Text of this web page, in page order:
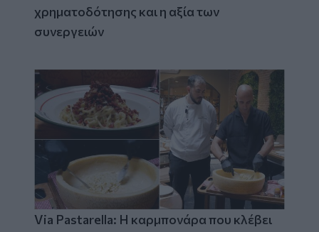
χρηματοδότησης και η αξία των
συνεργειών
Via Pastarella: Η καρμπονάρα που κλέβει